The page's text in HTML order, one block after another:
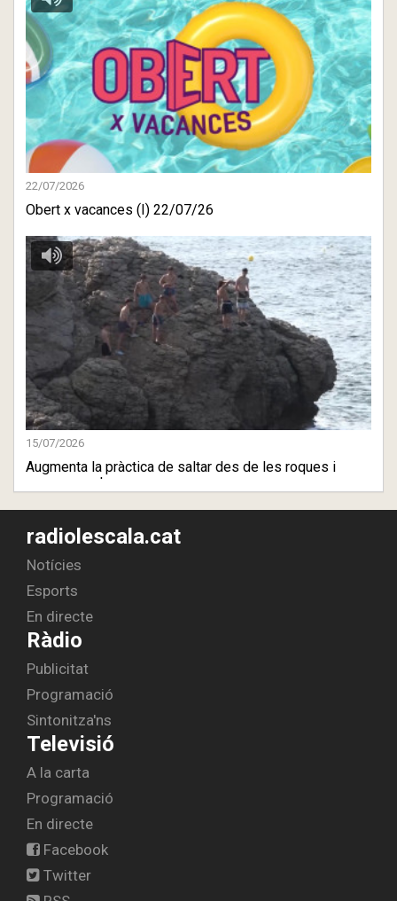
22/07/2026
Obert x vacances (I) 22/07/26
15/07/2026
Augmenta la pràctica de saltar des de les roques i
penya-segat ...
radiolescala.cat
Notícies
Esports
En directe
Ràdio
Publicitat
Programació
Sintonitza'ns
Televisió
A la carta
Programació
En directe
Facebook
Twitter